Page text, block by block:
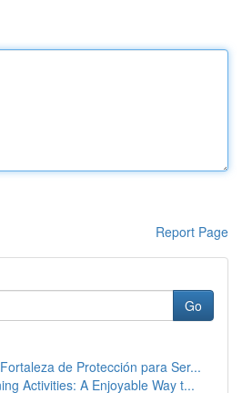
Report Page
Go
de Protección para Ser...
Activities: A Enjoyable Way t...